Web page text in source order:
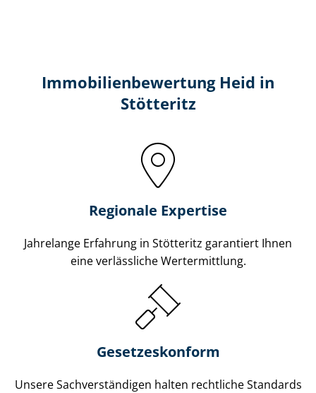
Immobilien­bewertung Heid in
Stötteritz
Regionale Expertise
Jahrelange Erfahrung in Stötteritz garantiert Ihnen
eine verlässliche Wertermittlung.
Gesetzes­konform
Unsere Sach­ver­stän­di­gen halten rechtliche Standards